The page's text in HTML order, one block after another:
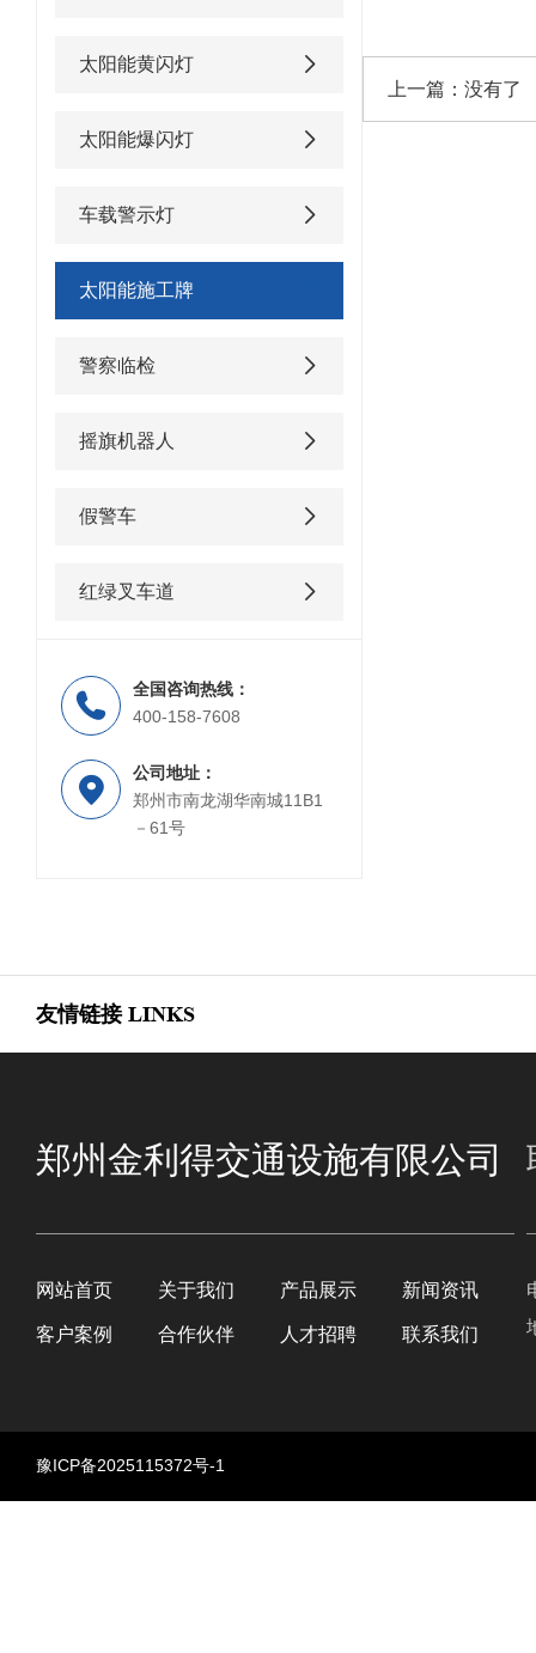
太阳能黄闪灯
太阳能爆闪灯
车载警示灯
太阳能施工牌
警察临检
摇旗机器人
假警车
红绿叉车道
全国咨询热线：
400-158-7608
公司地址：
郑州市南龙湖华南城11B1
－61号
上一篇：没有了
友情链接 LINKS
郑州金利得交通设施有限公司
网站首页 关于我们 产品展示 新闻资讯
客户案例 合作伙伴 人才招聘 联系我们
豫ICP备2025115372号-1